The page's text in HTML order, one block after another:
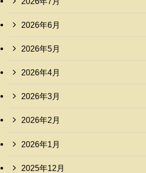
2026年6月
2026年5月
2026年4月
2026年3月
2026年2月
2026年1月
2025年12月